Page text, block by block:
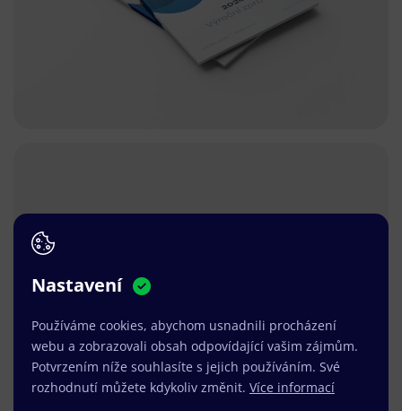
Nastavení
Používáme cookies, abychom usnadnili procházení
webu a zobrazovali obsah odpovídající vašim zájmům.
Potvrzením níže souhlasíte s jejich používáním. Své
rozhodnutí můžete kdykoliv změnit. Více informací